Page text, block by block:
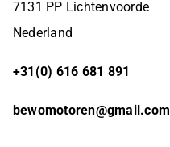
7131 PP Lichtenvoorde
Nederland
+31(0) 616 681 891
bewomotoren@gmail.com